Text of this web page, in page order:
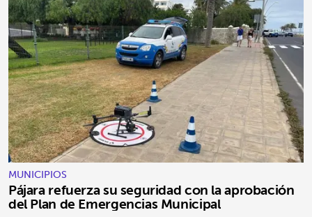
MUNICIPIOS
Pájara refuerza su seguridad con la aprobación
del Plan de Emergencias Municipal